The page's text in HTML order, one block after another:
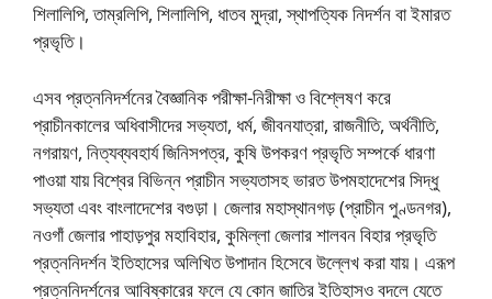
শিলালিপি, তাম্রলিপি, শিলালিপি, ধাতব মুদ্রা, স্থাপত্যিক নিদর্শন বা ইমারত
প্রভৃতি।
এসব প্রত্ননিদর্শনের বৈজ্ঞানিক পরীক্ষা-নিরীক্ষা ও বিশ্লেষণ করে
প্রাচীনকালের অধিবাসীদের সভ্যতা, ধর্ম, জীবনযাত্রা, রাজনীতি, অর্থনীতি,
নগরায়ণ, নিত্যব্যবহার্য জিনিসপত্র, কুষি উপকরণ প্রভৃতি সম্পর্কে ধারণা
পাওয়া যায় বিশ্বের বিভিন্ন প্রাচীন সভ্যতাসহ ভারত উপমহাদেশের সিদ্ধু
সভ্যতা এবং বাংলাদেশের বগুড়া। জেলার মহাস্থানগড় (প্রাচীন পুণ্ডনগর),
নওগাঁ জেলার পাহাড়পুর মহাবিহার, কুমিল্লা জেলার শালবন বিহার প্রভৃতি
প্রত্ননিদর্শন ইতিহাসের অলিখিত উপাদান হিসেবে উল্লেখ করা যায়। এরূপ
প্রত্ননিদর্শনের আবিষ্কারের ফলে যে কোন জাতির ইতিহাসও বদলে যেতে